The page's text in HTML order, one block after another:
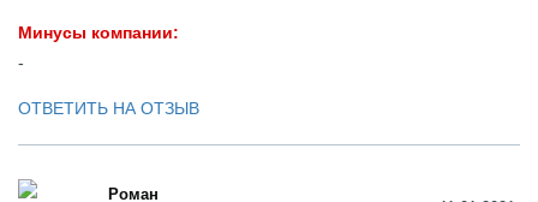
Минусы компании:
-
ОТВЕТИТЬ НА ОТЗЫВ
Роман